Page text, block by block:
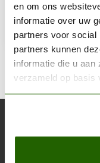
en om ons
informatie over uw
partners voor social
partners kunnen
informatie die u aan
verzameld op basis
Niet op voorraad
Blijf op de